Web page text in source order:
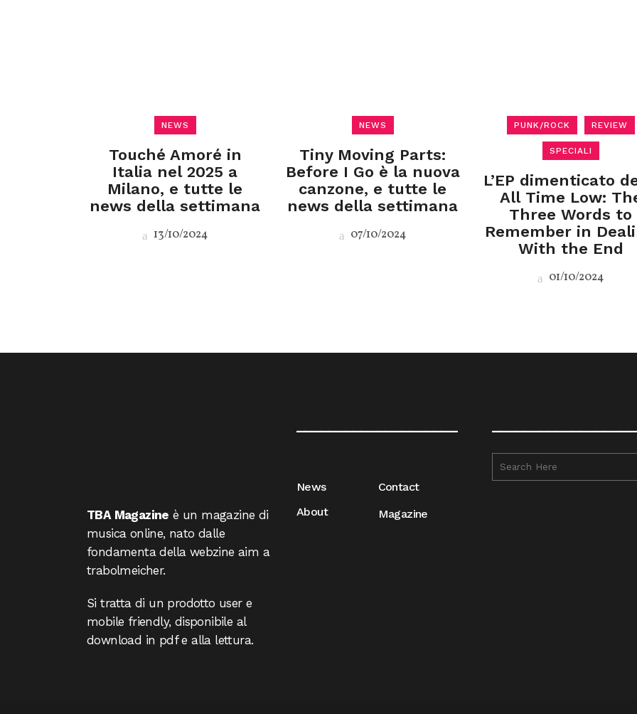
NEWS
Touché Amoré in
Italia nel 2025 a
Milano, e tutte le
news della settimana
13/10/2024
NEWS
Tiny Moving Parts:
Before I Go è la nuova
canzone, e tutte le
news della settimana
07/10/2024
PUNK/ROCK REVIEW
SPECIALI
L’EP dimenticato
All Time Low:
Three Words to
Remember in
With the End
01/10/2024
TBA Magazine è un magazine di
musica online, nato dalle
fondamenta della webzine aim a
trabolmeicher.
Si tratta di un prodotto user e
mobile friendly, disponibile al
download in pdf e alla lettura.
News
About
Contact
Magazine